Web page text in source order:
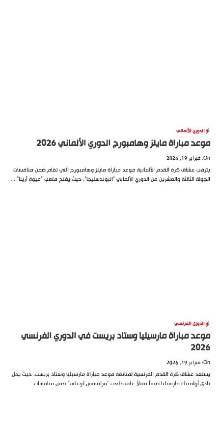
الدوري الألماني
موعد مباراة ماينز وهامبورج الدوري الألماني 2026
On: فبراير 19, 2026
يترقب عشاق كرة القدم الألمانية موعد مباراة ماينز وهامبورج التي تقام ضمن منافسات
الجولة الثالثة والعشرين من الدوري الألماني “البوندسليجا”، حيث يفتح ملعب “ميوة أرينا”....
الدوري الفرنسي
موعد مباراة مارسيليا وستاد بريست في الدوري الفرنسي
2026
On: فبراير 19, 2026
يستعد عشاق كرة القدم الفرنسية لمتابعة موعد مباراة مارسيليا وستاد بريست، حيث يحل
نادي أولمبيك مارسيليا ضيفاً ثقيلاً على ملعب “فرانسيس لو بلي” ضمن منافسات....